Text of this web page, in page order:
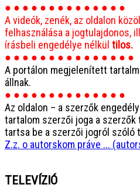
● ● ● ● ● ● ● ● ● ● ● ● ● ●
A videók, zenék, az oldalon
felhasználása a jogtulajdonos,
írásbeli engedélye nélkül tilos.
● ● ● ● ● ● ● ● ● ● ● ● ● ● ●
A portálon megjelenített
állnak.
● ● ● ● ● ● ● ● ● ● ● ● ● ●
Az oldalon – a szerzők
tartalom szerzői joga a szerzők
tartsa be a szerzői jogról szóló
Z.z. o autorskom práve ...
TELEVÍZIÓ